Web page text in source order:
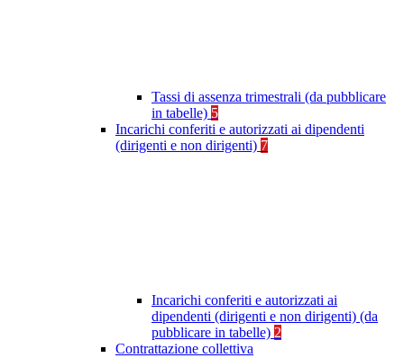
Tassi di assenza trimestrali (da pubblicare
in tabelle) 5
Incarichi conferiti e autorizzati ai dipendenti
(dirigenti e non dirigenti) 7
Incarichi conferiti e autorizzati ai
dipendenti (dirigenti e non dirigenti) (da
pubblicare in tabelle) 2
Contrattazione collettiva